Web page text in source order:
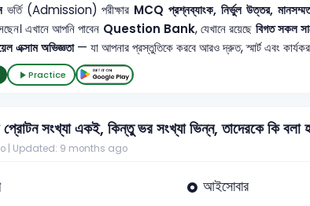
ভর্তি (Admission) পরীক্ষার MCQ প্রশ্নব্যাংক, নির্ভুল উত্তর,
এখানে আপনি পাবেন Question Bank, যেখানে রয়েছে বিগত সকল
এক্সাম অভিজ্ঞতা— যা আপনার প্রস্তুতিকে করবে আরও দ্রুত, স্মার্ট এবং
Practice
সংখ্যা একই, কিন্তু ভর সংখ্যা ভিন্ন, তাদেরকে কি বলা
| Updated: 9 months ago
আইসোবার